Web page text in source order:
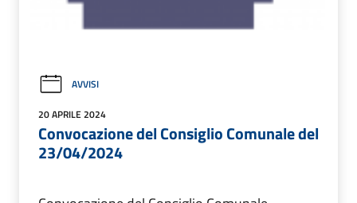
AVVISI
20 APRILE 2024
Convocazione del Consiglio Comunale del
23/04/2024